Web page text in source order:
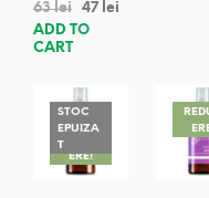
63lei 47 lei
ADD TO
CART
STOC
EPUIZA
TREDUC
ERE!